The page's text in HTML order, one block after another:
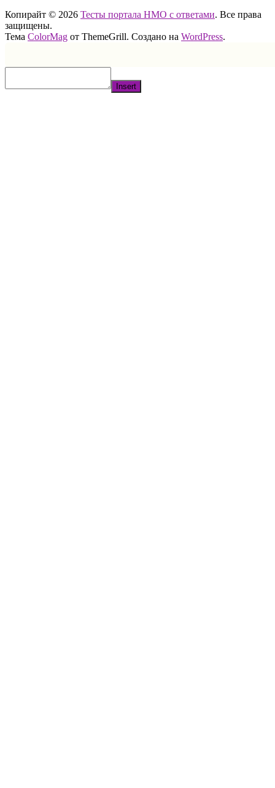
Копирайт © 2026 Тесты портала НМО с ответами. Все права
защищены.
Тема ColorMag от ThemeGrill. Создано на WordPress.
Insert